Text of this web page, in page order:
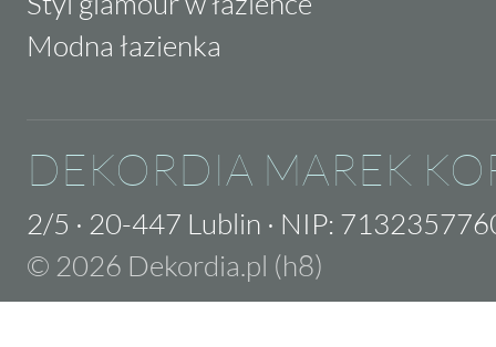
Modna łazienka
DEKORDIA MAREK
2/5 · 20-447 Lublin · NIP:
© 2026 Dekordia.pl (h8)